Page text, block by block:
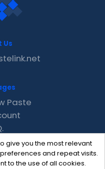
give you the most relevant
and repeat visits.
to the use of all cookies.
Us
Paste